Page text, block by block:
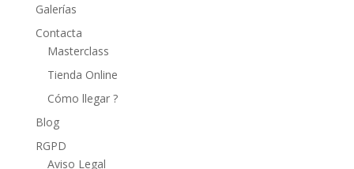
Galerías
Contacta
Masterclass
Tienda Online
Cómo llegar ?
Blog
RGPD
Aviso Legal